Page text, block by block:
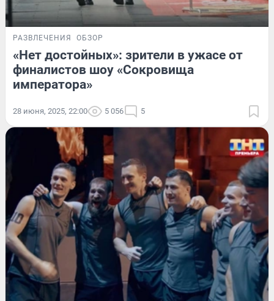
РАЗВЛЕЧЕНИЯ ОБЗОР
«Нет достойных»: зрители в ужасе от
финалистов шоу «Сокровища
императора»
28 июня, 2025, 22:00 5 056 5